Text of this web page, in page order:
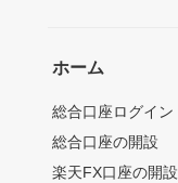
ホーム
総合口座ログイン
総合口座の開設
楽天FX口座の開設